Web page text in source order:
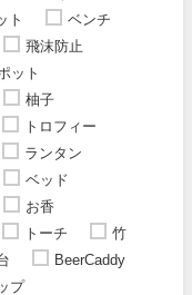
ト
ベンチ
飛沫防止
ット
柚子
トロフィー
ランタン
ベッド
お香
トーチ
竹
BeerCaddy
プ